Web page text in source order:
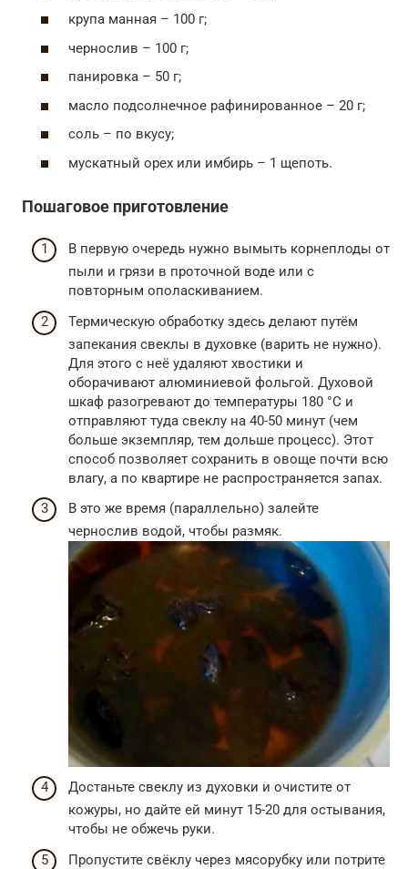
крупа манная – 100 г;
чернослив – 100 г;
панировка – 50 г;
масло подсолнечное рафинированное – 20 г;
соль – по вкусу;
мускатный орех или имбирь – 1 щепоть.
Пошаговое приготовление
В первую очередь нужно вымыть корнеплоды от
пыли и грязи в проточной воде или с
повторным ополаскиванием.
Термическую обработку здесь делают путём
запекания свеклы в духовке (варить не нужно).
Для этого с неё удаляют хвостики и
оборачивают алюминиевой фольгой. Духовой
шкаф разогревают до температуры 180 °C и
отправляют туда свеклу на 40-50 минут (чем
больше экземпляр, тем дольше процесс). Этот
способ позволяет сохранить в овоще почти всю
влагу, а по квартире не распространяется запах.
В это же время (параллельно) залейте
чернослив водой, чтобы размяк.
Достаньте свеклу из духовки и очистите от
кожуры, но дайте ей минут 15-20 для остывания,
чтобы не обжечь руки.
Пропустите свёклу через мясорубку или потрите